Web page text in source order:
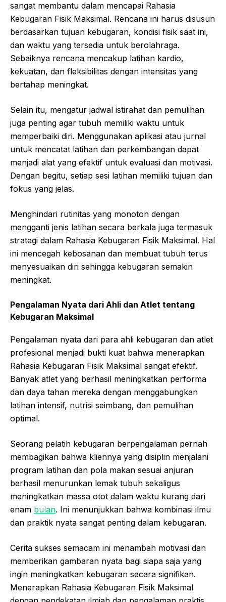
sangat membantu dalam mencapai Rahasia
Kebugaran Fisik Maksimal. Rencana ini harus disusun
berdasarkan tujuan kebugaran, kondisi fisik saat ini,
dan waktu yang tersedia untuk berolahraga.
Sebaiknya rencana mencakup latihan kardio,
kekuatan, dan fleksibilitas dengan intensitas yang
bertahap meningkat.
Selain itu, mengatur jadwal istirahat dan pemulihan
juga penting agar tubuh memiliki waktu untuk
memperbaiki diri. Menggunakan aplikasi atau jurnal
untuk mencatat latihan dan perkembangan dapat
menjadi alat yang efektif untuk evaluasi dan motivasi.
Dengan begitu, setiap sesi latihan memiliki tujuan dan
fokus yang jelas.
Menghindari rutinitas yang monoton dengan
mengganti jenis latihan secara berkala juga termasuk
strategi dalam Rahasia Kebugaran Fisik Maksimal. Hal
ini mencegah kebosanan dan membuat tubuh terus
menyesuaikan diri sehingga kebugaran semakin
meningkat.
Pengalaman Nyata dari Ahli dan Atlet tentang
Kebugaran Maksimal
Pengalaman nyata dari para ahli kebugaran dan atlet
profesional menjadi bukti kuat bahwa menerapkan
Rahasia Kebugaran Fisik Maksimal sangat efektif.
Banyak atlet yang berhasil meningkatkan performa
dan daya tahan mereka dengan menggabungkan
latihan intensif, nutrisi seimbang, dan pemulihan
optimal.
Seorang pelatih kebugaran berpengalaman pernah
membagikan bahwa kliennya yang disiplin menjalani
program latihan dan pola makan sesuai anjuran
berhasil menurunkan lemak tubuh sekaligus
meningkatkan massa otot dalam waktu kurang dari
enam bulan. Ini menunjukkan bahwa kombinasi ilmu
dan praktik nyata sangat penting dalam kebugaran.
Cerita sukses semacam ini menambah motivasi dan
memberikan gambaran nyata bagi siapa saja yang
ingin meningkatkan kebugaran secara signifikan.
Menerapkan Rahasia Kebugaran Fisik Maksimal